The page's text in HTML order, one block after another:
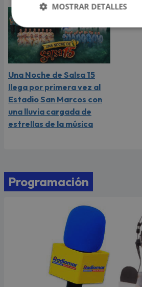
Una Noche de Salsa 15
llega por primera vez al
Estadio San Marcos con
una lluvia cargada de
estrellas de la música
Programación
MOSTRAR DETALLES